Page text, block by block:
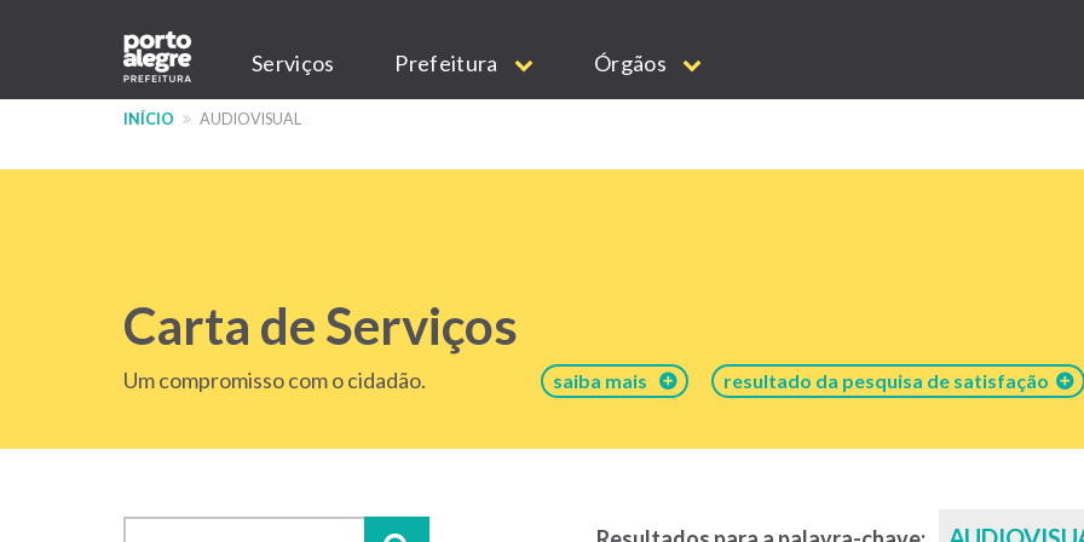
conteúdo
Main
navigation
Serviços Prefeitura Órgãos
INÍCIO AUDIOVISUAL
Carta de Serviços
Um compromisso com o cidadão. saiba mais resultado da pesquisa de satisfação